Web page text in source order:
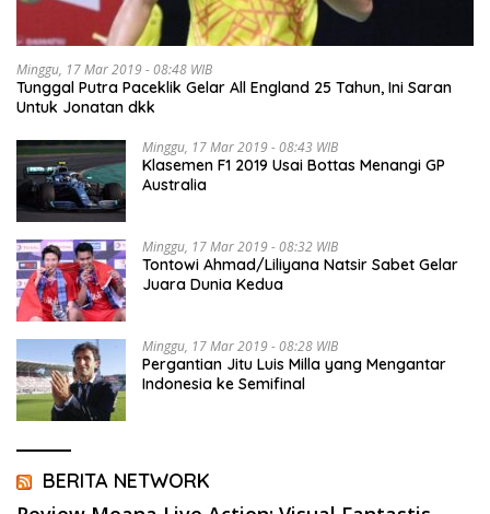
Minggu, 17 Mar 2019 - 08:48 WIB
Tunggal Putra Paceklik Gelar All England 25 Tahun, Ini Saran
Untuk Jonatan dkk
Minggu, 17 Mar 2019 - 08:43 WIB
Klasemen F1 2019 Usai Bottas Menangi GP
Australia
Minggu, 17 Mar 2019 - 08:32 WIB
Tontowi Ahmad/Liliyana Natsir Sabet Gelar
Juara Dunia Kedua
Minggu, 17 Mar 2019 - 08:28 WIB
Pergantian Jitu Luis Milla yang Mengantar
Indonesia ke Semifinal
BERITA NETWORK